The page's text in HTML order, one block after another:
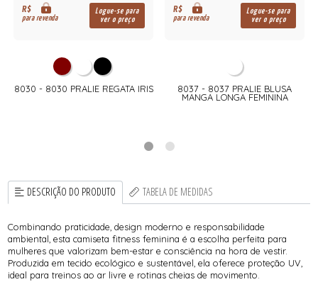
R$
para revenda
Logue-se para
ver o preço
8030 - 8030 PRALIE REGATA IRIS
R$
para revenda
Logue-se para
ver o preço
8037 - 8037 PRALIE BLUSA
MANGA LONGA FEMININA
DESCRIÇÃO DO PRODUTO TABELA DE MEDIDAS
Combinando praticidade, design moderno e responsabilidade
ambiental, esta camiseta fitness feminina é a escolha perfeita para
mulheres que valorizam bem-estar e consciência na hora de vestir.
Produzida em tecido ecológico e sustentável, ela oferece proteção UV,
ideal para treinos ao ar livre e rotinas cheias de movimento.